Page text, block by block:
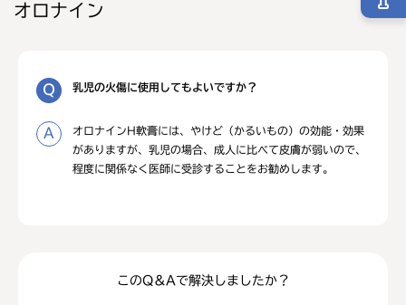
オロナイン
乳児の火傷に使用してもよいですか？
オロナインH軟膏には、やけど（かるいもの）の効能・効果
がありますが、乳児の場合、成人に比べて皮膚が弱いので、
程度に関係なく医師に受診することをお勧めします。
このQ＆Aで解決しましたか？